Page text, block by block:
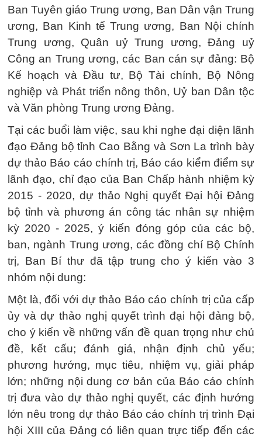
Ban Tuyên giáo Trung ương, Ban Dân vận Trung
ương, Ban Kinh tế Trung ương, Ban Nội chính
Trung ương, Quân uỷ Trung ương, Đảng uỷ
Công an Trung ương, các Ban cán sự đảng: Bộ
Kế hoạch và Đầu tư, Bộ Tài chính, Bộ Nông
nghiệp và Phát triển nông thôn, Uỷ ban Dân tộc
và Văn phòng Trung ương Đảng.
Tại các buổi làm việc, sau khi nghe đại diện lãnh
đạo Đảng bộ tỉnh Cao Bằng và Sơn La trình bày
dự thảo Báo cáo chính trị, Báo cáo kiểm điểm sự
lãnh đạo, chỉ đạo của Ban Chấp hành nhiệm kỳ
2015 - 2020, dự thảo Nghị quyết Đại hội Đảng
bộ tỉnh và phương án công tác nhân sự nhiệm
kỳ 2020 - 2025, ý kiến đóng góp của các bộ,
ban, ngành Trung ương, các đồng chí Bộ Chính
trị, Ban Bí thư đã tập trung cho ý kiến vào 3
nhóm nội dung:
Một là, đối với dự thảo Báo cáo chính trị của cấp
ủy và dự thảo nghị quyết trình đại hội đảng bộ,
cho ý kiến về những vấn đề quan trọng như chủ
đề, kết cấu; đánh giá, nhận định chủ yếu;
phương hướng, mục tiêu, nhiệm vụ, giải pháp
lớn; những nội dung cơ bản của Báo cáo chính
trị đưa vào dự thảo nghị quyết, các định hướng
lớn nêu trong dự thảo Báo cáo chính trị trình Đại
hội XIII của Đảng có liên quan trực tiếp đến các